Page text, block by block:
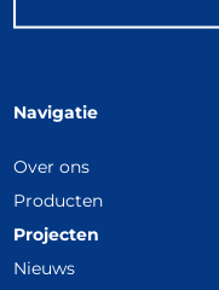
Navigatie
Over ons
Producten
Projecten
Nieuws